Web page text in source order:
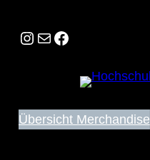
Instagram E-Mail Facebook
Übersicht Merchandise